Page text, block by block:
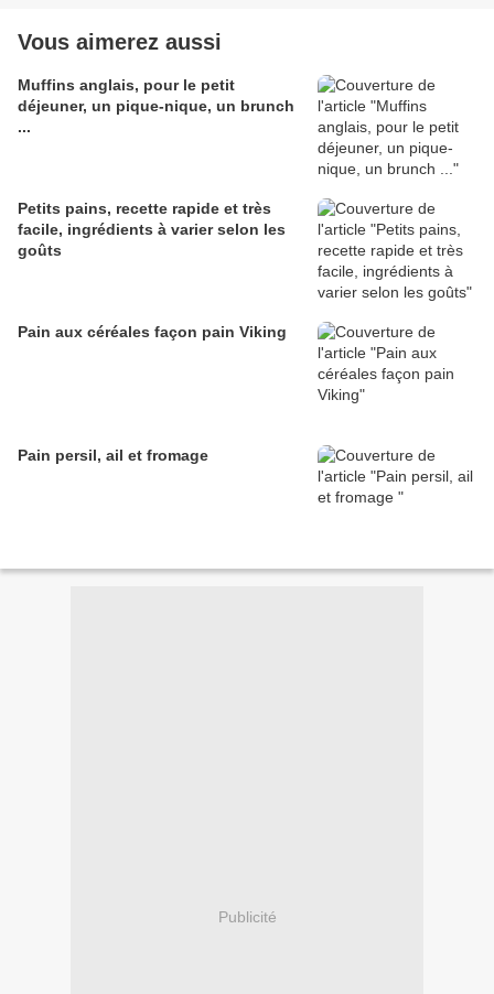
Vous aimerez aussi
Muffins anglais, pour le petit
déjeuner, un pique-nique, un brunch
...
Petits pains, recette rapide et très
facile, ingrédients à varier selon les
goûts
Pain aux céréales façon pain Viking
Pain persil, ail et fromage
Publicité